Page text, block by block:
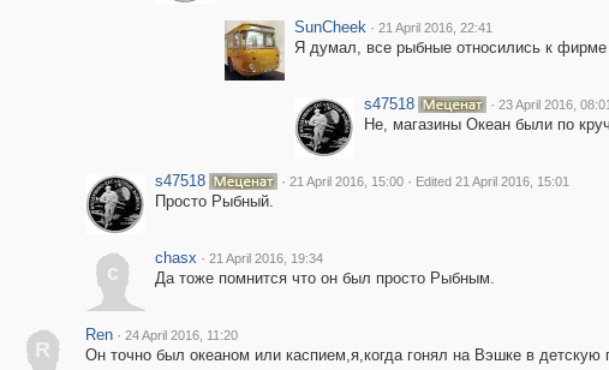
SunCheek · 21 April 2016, 22:41
Я думал, все рыбные относились к
s47518 · 23 April 2016, 08:01
Не, магазины Океан были по
s47518 · 21 April 2016, 15:00 · Edited 21 April 2016, 15:01
Просто Рыбный.
c
chasx · 21 April 2016, 19:34
Да тоже помнится что он был просто Рыбным.
R
Ren · 24 April 2016, 11:20
Он точно был океаном или каспием,я,когда гонял на Вэшке в детскую